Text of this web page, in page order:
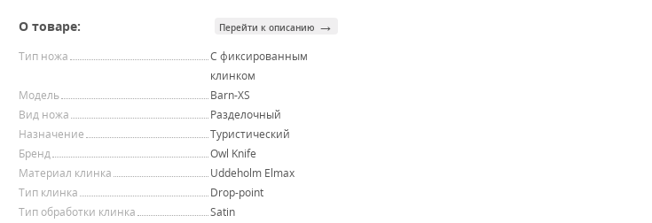
О товаре: Перейти к описанию →
Тип ножа
С фиксированным
клинком
Модель
Barn-XS
Вид ножа
Разделочный
Назначение
Туристический
Бренд
Owl Knife
Материал клинка
Uddeholm Elmax
Тип клинка
Drop-point
Тип обработки клинка
Satin